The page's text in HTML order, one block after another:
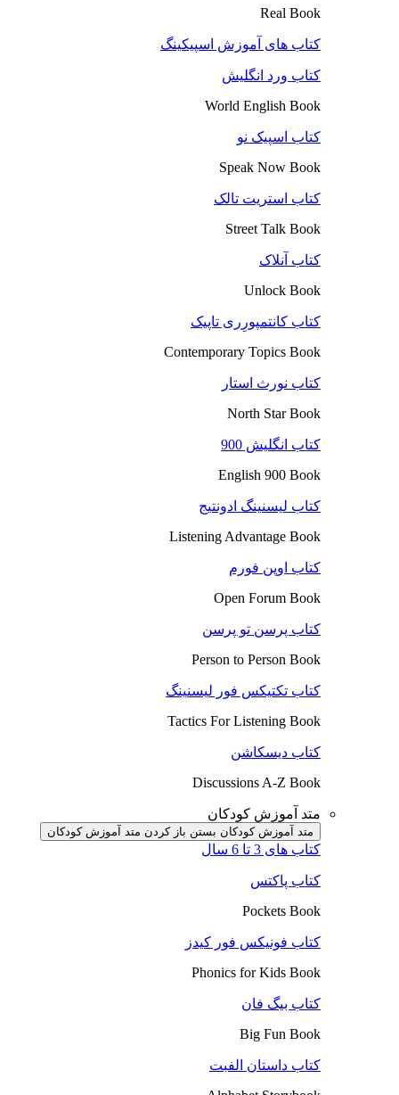
Real Book
کتاب های آموزش اسپیکینگ
کتاب ورد انگلیش
World English Book
کتاب اسپیک نو
Speak Now Book
کتاب استریت تالک
Street Talk Book
کتاب آنلاک
Unlock Book
کتاب کانتمپورِری تاپیک
Contemporary Topics Book
کتاب نورث استار
North Star Book
کتاب انگلیش 900
English 900 Book
کتاب لیسنینگ ادونتیج
Listening Advantage Book
کتاب اوپن فورم
Open Forum Book
کتاب پرسن تو پرسن
Person to Person Book
کتاب تکتیکس فور لیسنینگ
Tactics For Listening Book
کتاب دیسکاشن
Discussions A-Z Book
متد آموزش کودکان
متد آموزش کودکان بستن باز کردن متد آموزش کودکان
کتاب های 3 تا 6 سال
کتاب پاکتس
Pockets Book
کتاب فونیکس فور کیدز
Phonics for Kids Book
کتاب بیگ فان
Big Fun Book
کتاب داستان الفبت